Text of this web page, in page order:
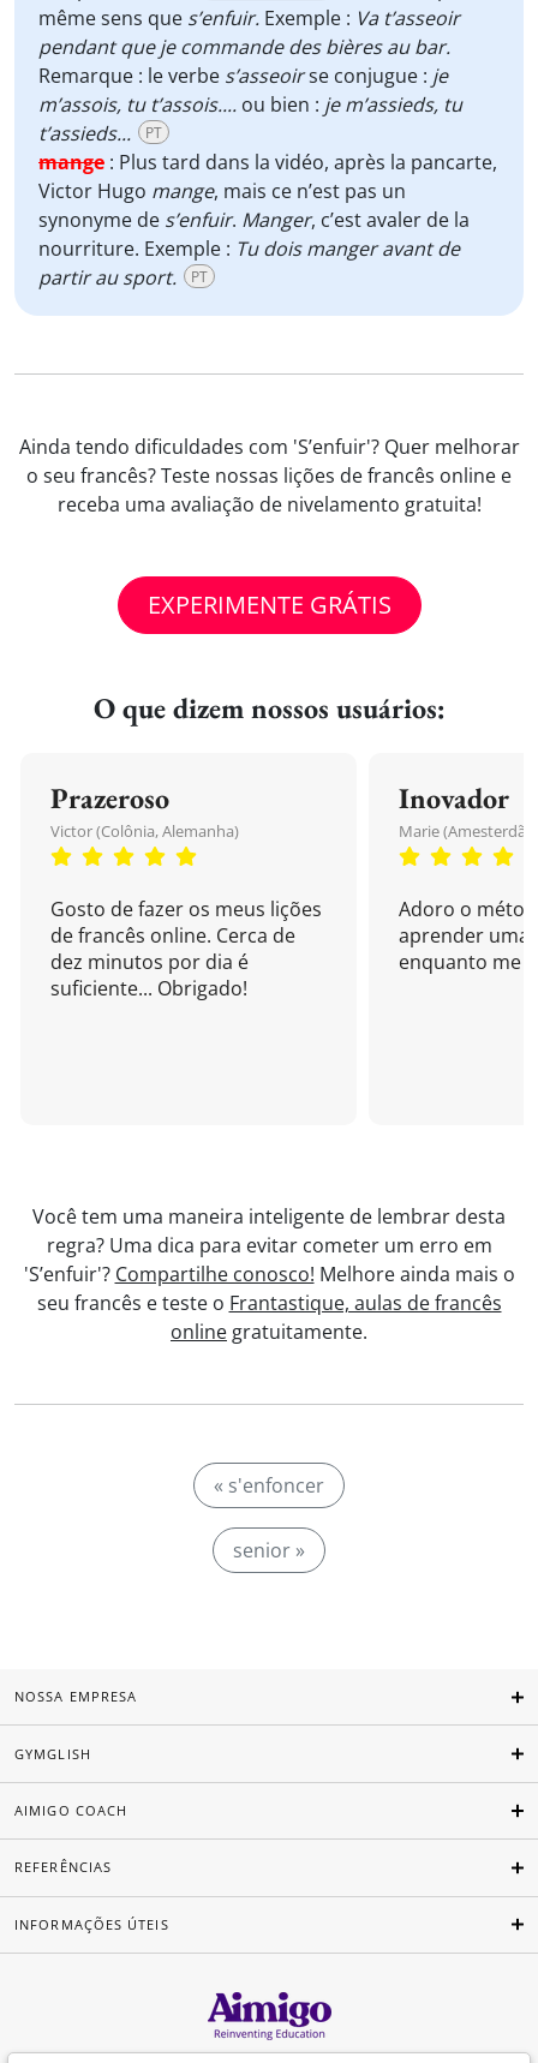
même sens que s’enfuir. Exemple : Va t’asseoir
pendant que je commande des bières au bar.
Remarque : le verbe s’asseoirse conjugue : je
m’assois, tu t’assois.... ou bien : je m’assieds, tu
t’assieds...
PT
mange : Plus tard dans la vidéo, après la pancarte,
Victor Hugo mange, mais ce n’est pas un
synonyme de s’enfuir. Manger, c’est avaler de la
nourriture. Exemple : Tu dois manger avant de
partir au sport.
PT
Ainda tendo dificuldades com 'S’enfuir'? Quer melhorar
o seu francês? Teste nossas lições de francês online e
receba uma avaliação de nivelamento gratuita!
EXPERIMENTE GRÁTIS
O que dizem nossos usuários:
Prazeroso
Victor (Colônia, Alemanha)
Gosto de fazer os meus lições
de francês online. Cerca de
dez minutos por dia é
suficiente... Obrigado!
Inovador
Marie
Adoro o
aprender uma
enquanto me
Você tem uma maneira inteligente de lembrar desta
regra? Uma dica para evitar cometer um erro em
'S’enfuir'? Compartilhe conosco! Melhore ainda mais o
seu francês e teste o Frantastique, aulas de francês
online gratuitamente.
« s'enfoncer
senior »
NOSSA EMPRESA
GYMGLISH
AIMIGO COACH
REFERÊNCIAS
INFORMAÇÕES ÚTEIS